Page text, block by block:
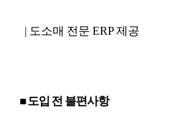
| 도소매 전문 ERP 제공
■ 도입 전 불편사항